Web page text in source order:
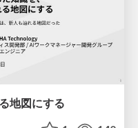
地図にする